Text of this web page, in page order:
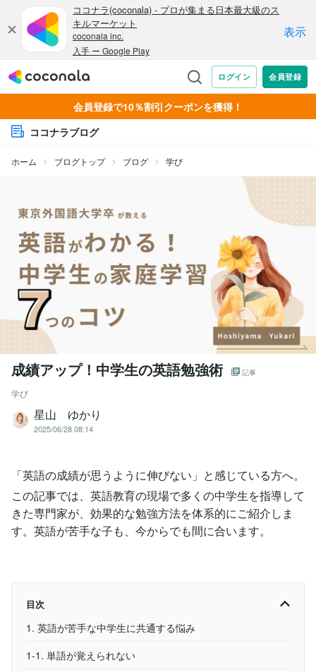
会員登録で10％割引クーポンを獲得！
ココナラブログ
ホーム ブログトップ ブログ 学び
成績アップ！中学生の英語勉強術 記事
学び
星山 ゆかり
2025/06/28 08:14
「英語の成績が思うように伸びない」と感じている方へ。
この記事では、英語教育の現場で多くの中学生を指導して
きた専門家が、効果的な勉強方法を体系的にご紹介しま
す。英語が苦手な子も、今からでも間に合います。
目次
1. 英語が苦手な中学生に共通する悩み
1-1. 単語が覚えられない